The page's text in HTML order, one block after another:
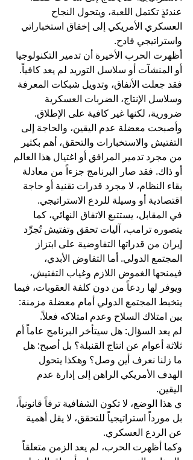
عندئذٍ تكتمل اللعبة، ويتحول النجاح
العسكري الأمريكي إلى إخفاق استخباراتي
واستراتيجي فادح.
أظهرت الحرب الأخيرة أن تدمير التكنولوجيا
أو المنشآت أو سلاسل التوريد لم يعد كافياً.
فقد جعلت الأنفاق، وتدويل شبكات المعرفة
وسلاسل الإنتاج، الضربات العسكرية
ضرورية، لكنها غير كافية على الإطلاق.
وأصبحت معضلة عدم اليقين، والحاجة إلى
التفتيش والاستخبارات والتحقق، أهم بكثير
من مجرد تدمير المرافق أو اغتيال هذا العالم
أو ذاك. فقد صار البرنامج جزءاً من معادلة
بقاء النظام، لا مجرد قدرات تقنية أو حاجة
اقتصادية أو وسيلة للردع الاستراتيجي.
في المقابل، يستتبع الاتفاق النهائي، كما
يتصوره ترامب، آليات تحقق وتفتيش تُجرِّد
إيران من قدراتها التفاوضية على ابتزاز
المجتمع الدولي. أما التفاوض الأبدي،
فيمنحها الغموض اللازم وغياب التفتيش،
ويوفر لها ردعاً من دون كلفة العقوبات، فيما
يتخبط المجتمع الدولي أمام معضلة مزمنة:
بين امتلاك السلاح وعدم امتلاكه فعلاً.
لم يعد السؤال: هل سيتأخر البرنامج عاماً أم
ثلاثة أعوام عن انتاج القنبلة؟ بل أصبح: هل
ما زلنا نعرف أين وصل؟ وهكذا يتحول
الهدف الأمريكي الراهن إلى إدارة عدم
اليقين.
ي هذا الوضع، لا تكون الشفافية ترفاً قانونياً،
بل مورداً استراتيجياً للتحقق، لا يقل أهمية
عن الردع العسكري.
وكما أظهرت الحرب، لم يعد الزمن متعلقاً